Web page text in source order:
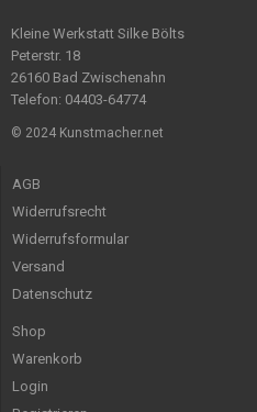
Kleine Werkstatt Silke Bölts
Peterstr. 18
26160 Bad Zwischenahn
Telefon: 04403-64774
© 2024 Kunstmacher.net
AGB
Widerrufsrecht
Widerrufsformular
Versand
Datenschutz
Shop
Warenkorb
Login